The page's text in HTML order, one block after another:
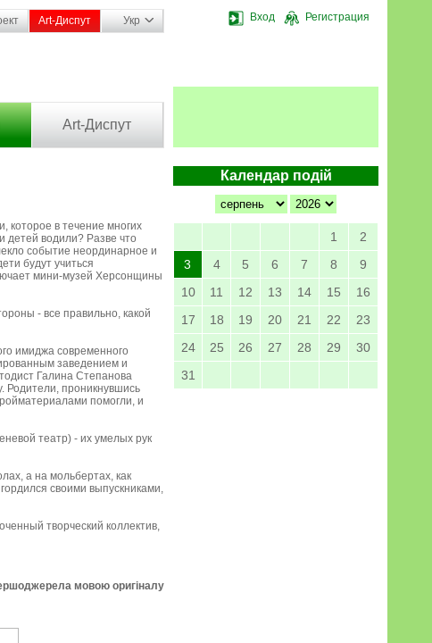
Вход Регистрация
Art-Диспут Укр
Art-Диспут
Календар подій
1
2
3
4 5 6 7 8
9
10
11 12 13 14 15
16
17
18 19 20 21 22
23
24
25 26 27 28 29
30
31
которое в течение многих
детей водили? Разве что
событие неординарное и
будут учиться
мини-музей Херсонщины
- все правильно, какой
имиджа современного
заведением и
Галина Степанова
Родители, проникнувшись
помогли, и
театр) - их умелых рук
а на мольбертах, как
своими выпускниками,
творческий коллектив,
мовою оригіналу